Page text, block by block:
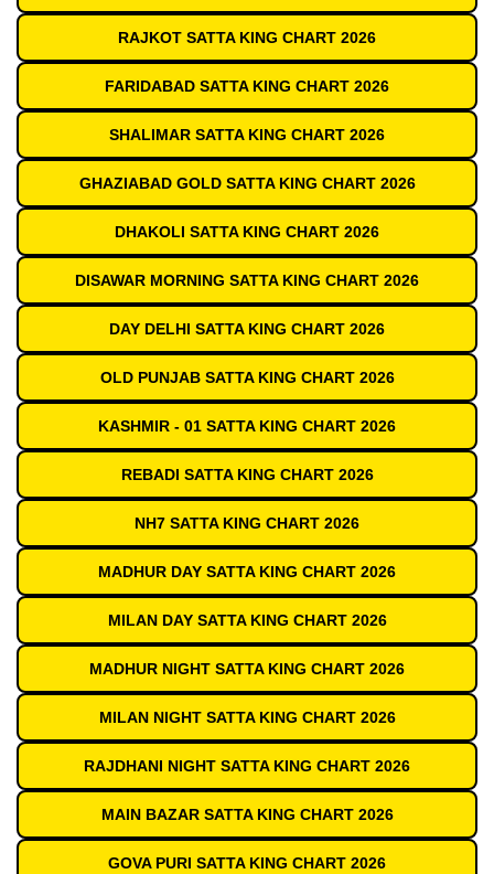
RAJKOT SATTA KING CHART 2026
FARIDABAD SATTA KING CHART 2026
SHALIMAR SATTA KING CHART 2026
GHAZIABAD GOLD SATTA KING CHART 2026
DHAKOLI SATTA KING CHART 2026
DISAWAR MORNING SATTA KING CHART 2026
DAY DELHI SATTA KING CHART 2026
OLD PUNJAB SATTA KING CHART 2026
KASHMIR - 01 SATTA KING CHART 2026
REBADI SATTA KING CHART 2026
NH7 SATTA KING CHART 2026
MADHUR DAY SATTA KING CHART 2026
MILAN DAY SATTA KING CHART 2026
MADHUR NIGHT SATTA KING CHART 2026
MILAN NIGHT SATTA KING CHART 2026
RAJDHANI NIGHT SATTA KING CHART 2026
MAIN BAZAR SATTA KING CHART 2026
GOVA PURI SATTA KING CHART 2026